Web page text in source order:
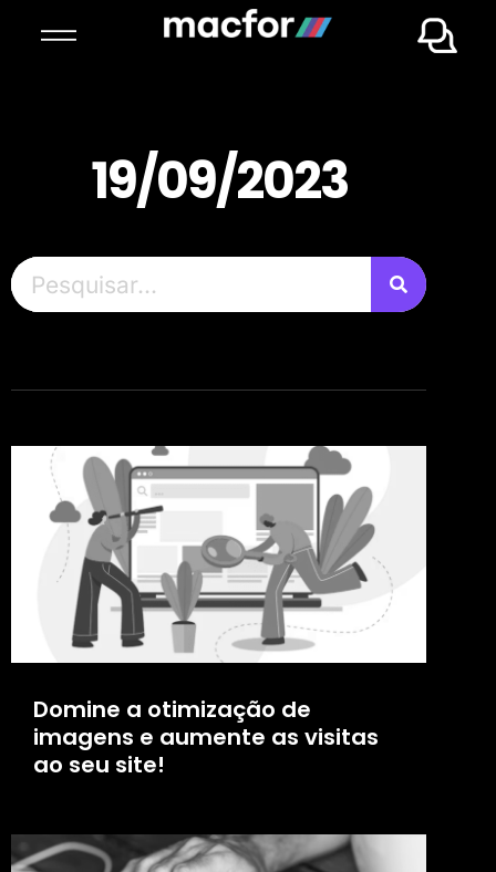
19/09/2023
Domine a otimização de
imagens e aumente as visitas
ao seu site!